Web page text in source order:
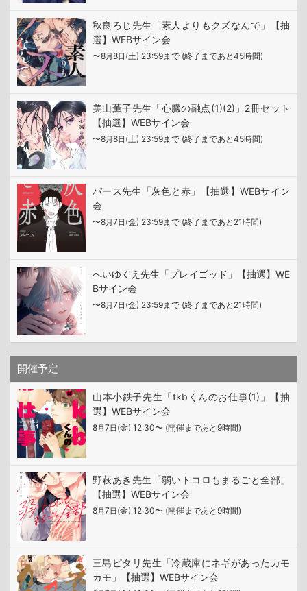
秋良ろじ先生「素人よりもクズなんで」【抽
選】WEBサイン会
〜8月8日 (土) 23:59まで (終了まであと45時間)
美山薫子先生「心臓の融点(1)(2)」2冊セット
【抽選】WEBサイン会
〜8月8日 (土) 23:59まで (終了まであと45時間)
パース先生「灰色と赤」【抽選】WEBサイン
会
〜8月7日 (金) 23:59まで (終了まであと21時間)
へいゆくえ先生「プレイゴッド」【抽選】WE
Bサイン会
〜8月7日 (金) 23:59まで (終了まであと21時間)
開催予定
山本小鉄子先生「tkbくんのお仕事(1)」【抽
選】WEBサイン会
8月7日 (金) 12:30〜 (開催まであと9時間)
野萩あき先生「弱いトコロもまるごと全部」
【抽選】WEBサイン会
8月7日 (金) 12:30〜 (開催まであと9時間)
三島ピタリ先生「冷蔵庫にネギがあったカモ
カモ」【抽選】WEBサイン会